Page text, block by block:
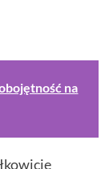
na